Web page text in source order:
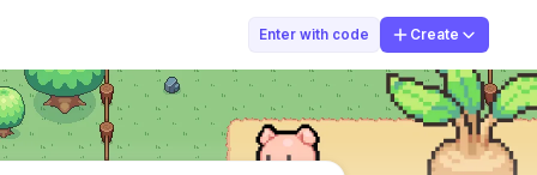
Enter with code Create
Siti nurjanah